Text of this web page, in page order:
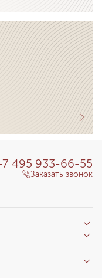
495 933-66-55
Заказать звонок